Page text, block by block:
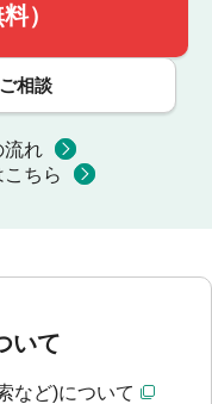
）
相談
流れ
ちら
いて
など)について